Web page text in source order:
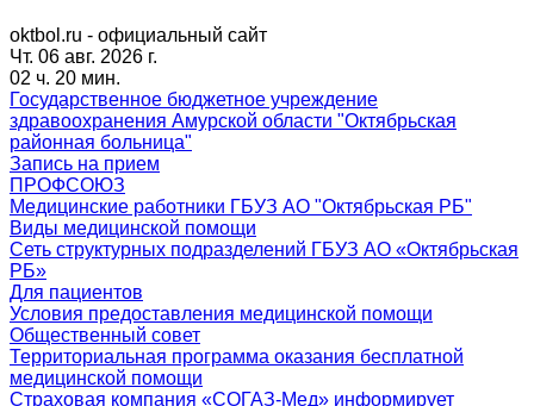
oktbol.ru - официальный сайт
Чт. 06 авг. 2026 г.
02 ч. 20 мин.
Государственное бюджетное учреждение
здравоохранения Амурской области "Октябрьская
районная больница"
Запись на прием
ПРОФСОЮЗ
Медицинские работники ГБУЗ АО "Октябрьская РБ"
Виды медицинской помощи
Сеть структурных подразделений ГБУЗ АО «Октябрьская
РБ»
Для пациентов
Условия предоставления медицинской помощи
Общественный совет
Территориальная программа оказания бесплатной
медицинской помощи
Страховая компания «СОГАЗ-Мед» информирует